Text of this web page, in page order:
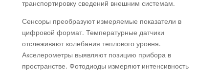
транспортировку сведений внешним системам.
Сенсоры преобразуют измеряемые показатели в
цифровой формат. Температурные датчики
отслеживают колебания теплового уровня.
Акселерометры выявляют позицию прибора в
пространстве. Фотодиоды измеряют интенсивность